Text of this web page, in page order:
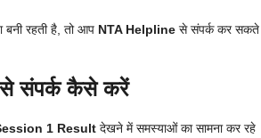
बनी रहती है, तो आप NTA Helpline से संपर्क कर सकते
संपर्क कैसे करें
1 Result देखने में समस्याओं का सामना कर रहे